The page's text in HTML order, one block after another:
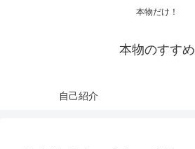
本物だけ！
本物のすすめ
自己紹介